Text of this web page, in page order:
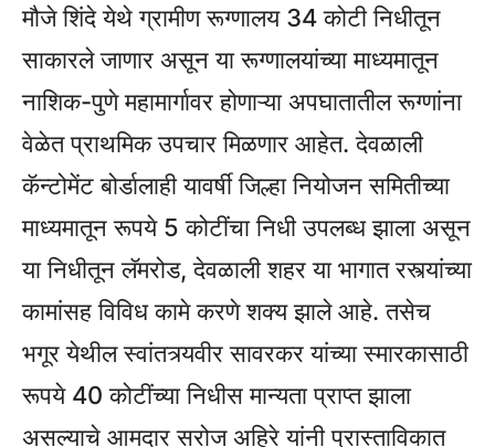
मौजे शिंदे येथे ग्रामीण रूग्णालय 34 कोटी निधीतून
साकारले जाणार असून या रूग्णालयांच्या माध्यमातून
नाशिक-पुणे महामार्गावर होणाऱ्या अपघातातील रूग्णांना
वेळेत प्राथमिक उपचार मिळणार आहेत. देवळाली
कॅन्टोमेंट बोर्डालाही यावर्षी जिल्हा नियोजन समितीच्या
माध्यमातून रूपये 5 कोटींचा निधी उपलब्ध झाला असून
या निधीतून लॅमरोड, देवळाली शहर या भागात रस्त्यांच्या
कामांसह विविध कामे करणे शक्य झाले आहे. तसेच
भगूर येथील स्वांतत्र्यवीर सावरकर यांच्या स्मारकासाठी
रूपये 40 कोटींच्या निधीस मान्यता प्राप्त झाला
असल्याचे आमदार सरोज अहिरे यांनी प्रास्ताविकात